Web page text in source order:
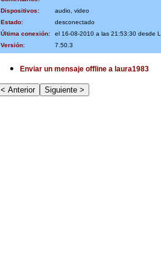
Dispositivos:
audio, video
Estado:
desconectado
Última conexión:
el 16-08-2010 a las 21:53:30 desde
Versión:
7.50.3
Enviar un mensaje offline a laura1983